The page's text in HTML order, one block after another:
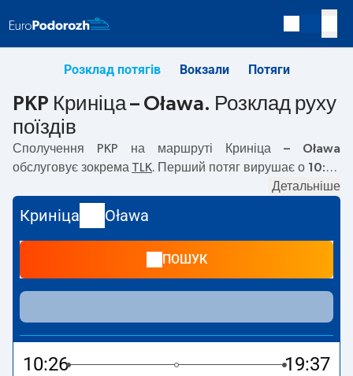
Розклад потягів Вокзали Потяги
PKP Криніца – Oława. Розклад руху
поїздів
Сполучення PKP на маршруті
Криніца – Oława
обслуговує зокрема TLK . Перший потяг вирушає о 10:26
Słoneczna, 33-380
Krynica-Zdroj. Останній потяг до Oława вирушає о 15:38.
На маршруті
Криніца–
потяги:— пропонують нижчу ціну квитка і зазвичай
станції Oława за адресоюSpacerowa, 55-200 Olawa.
Детальніше
Криніца Oława
ПОШУК
10:26 19:37